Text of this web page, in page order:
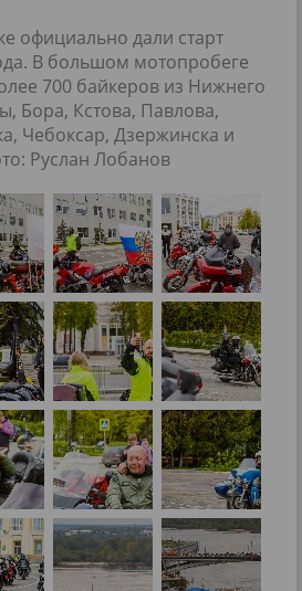
официально дали старт
В большом мотопробеге
700 байкеров из Нижнего
Бора, Кстова, Павлова,
Чебоксар, Дзержинска и
Руслан Лобанов